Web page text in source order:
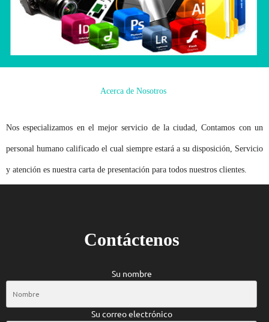
Acerca de Nosotros
Nos especializamos en el mejor servicio de la ciudad, Contamos con un
personal humano calificado el cual siempre estará a su disposición, Servicio
y atención es nuestra carta de presentación para todos nuestros clientes.
Contáctenos
Su nombre
Su correo electrónico